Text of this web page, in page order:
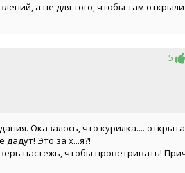
а не для того, чтобы там открыли
5
Оказалось, что курилка....
Это за х...я?!
настежь, чтобы проветривать!